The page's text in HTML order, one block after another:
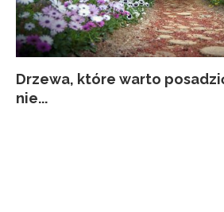
Drzewa, które warto
nie...